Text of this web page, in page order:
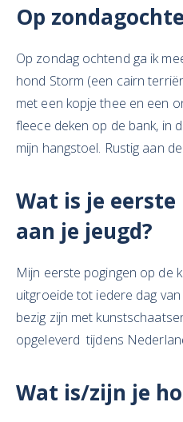
Op
Op zondag ochtend ga ik
hond Storm (een cairn
met een kopje thee en een
fleece deken op de bank, in
mijn hangstoel. Rustig aan
Wat is je
aan je jeugd?
Mijn eerste pogingen op de
uitgroeide tot iedere dag
bezig zijn met
opgeleverd tijdens
Wat is/zijn je